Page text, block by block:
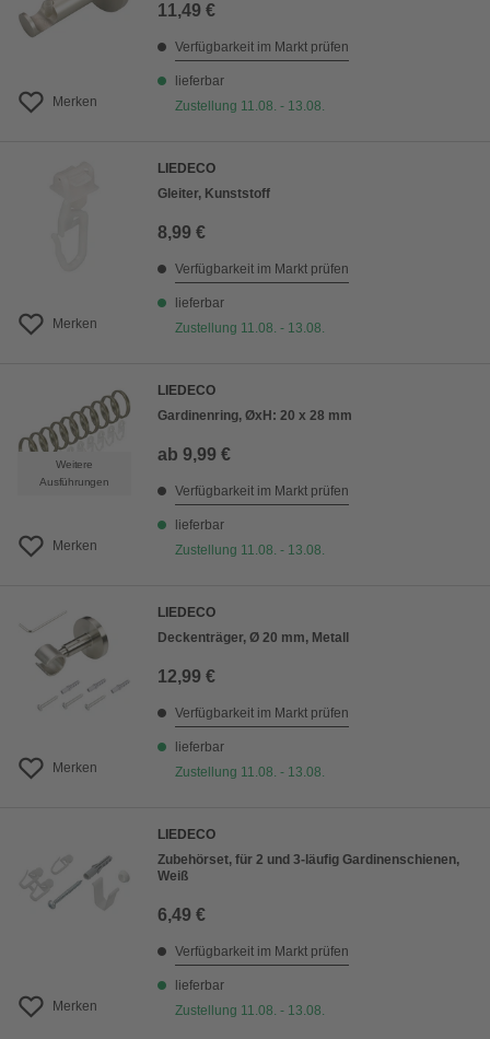
Merken
11,49 €
Verfügbarkeit im Markt prüfen
lieferbar
Zustellung 11.08. - 13.08.
Merken
LIEDECO
Gleiter, Kunststoff
8,99 €
Verfügbarkeit im Markt prüfen
lieferbar
Zustellung 11.08. - 13.08.
Weitere
Ausführungen
Merken
LIEDECO
Gardinenring, ØxH: 20 x 28 mm
ab 9,99 €
Verfügbarkeit im Markt prüfen
lieferbar
Zustellung 11.08. - 13.08.
Merken
LIEDECO
Deckenträger, Ø 20 mm, Metall
12,99 €
Verfügbarkeit im Markt prüfen
lieferbar
Zustellung 11.08. - 13.08.
Merken
LIEDECO
Zubehörset, für 2 und 3-läufig Gardinenschienen,
Weiß
6,49 €
Verfügbarkeit im Markt prüfen
lieferbar
Zustellung 11.08. - 13.08.